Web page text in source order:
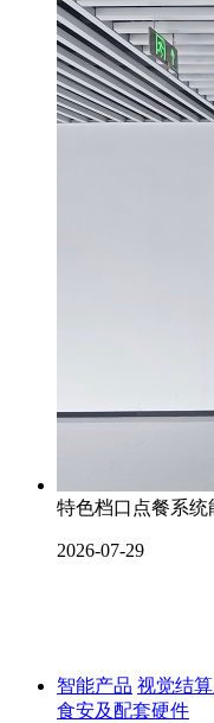
特色档口点餐系统
2026-07-29
智能产品 视觉结
食安及配套硬件